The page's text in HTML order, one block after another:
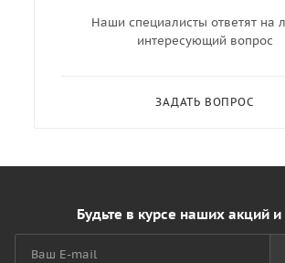
Наши специалисты ответят на
интересующий вопрос
ЗАДАТЬ ВОПРОС
Будьте в курсе наших акций и